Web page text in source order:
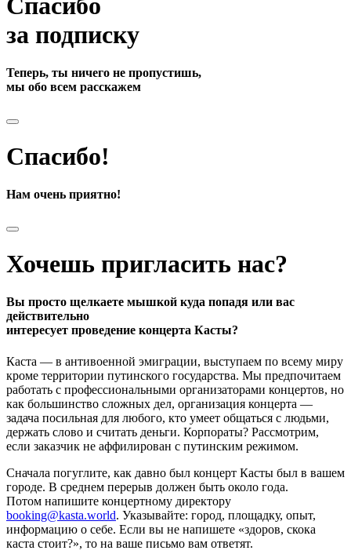
за подписку
Теперь, ты ничего не пропустишь,
мы обо всем расскажем
Спасибо!
Нам очень приятно!
Хочешь пригласить нас?
Вы просто щелкаете мышкой куда попадя или вас
действительно
интересует проведение концерта Касты?
Каста — в антивоенной эмиграции, выступаем по всему миру
кроме территории путинского государства. Мы предпочитаем
работать с профессиональными организаторами концертов, но
как большинство сложных дел, организация концерта —
задача посильная для любого, кто умеет общаться с людьми,
держать слово и считать деньги. Корпораты? Рассмотрим,
если заказчик не аффилирован с путинским режимом.
Сначала погуглите, как давно был концерт Касты был в вашем
городе. В среднем перерыв должен быть около года.
Потом напишите концертному директору
booking@kasta.world. Указывайте: город, площадку, опыт,
информацию о себе. Если вы не напишете «здоров, скока
каста стоит?», то на ваше письмо вам ответят.